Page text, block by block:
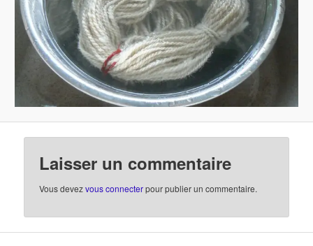
Laisser un commentaire
Vous devezvous connecterpour publier un commentaire.